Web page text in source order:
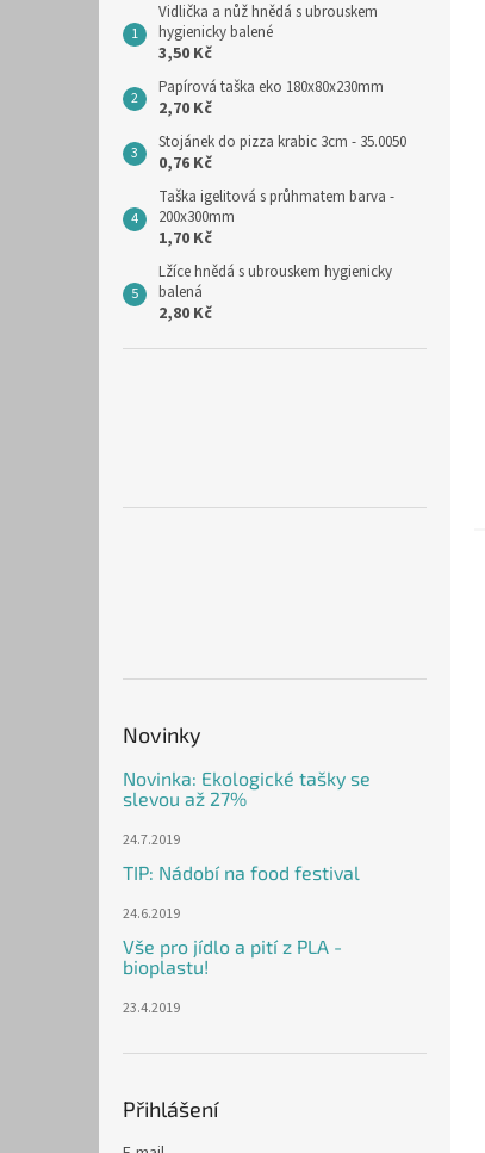
Vidlička a nůž hnědá s ubrouskem
hygienicky balené
3,50 Kč
Papírová taška eko 180x80x230mm
2,70 Kč
Stojánek do pizza krabic 3cm - 35.0050
0,76 Kč
Taška igelitová s průhmatem barva -
200x300mm
1,70 Kč
Lžíce hnědá s ubrouskem hygienicky
balená
2,80 Kč
Novinky
Novinka: Ekologické tašky se
slevou až 27%
24.7.2019
TIP: Nádobí na food festival
24.6.2019
Vše pro jídlo a pití z PLA -
bioplastu!
23.4.2019
Přihlášení